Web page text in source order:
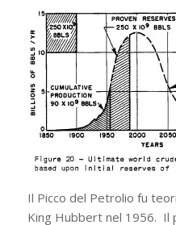
Il Picco del Petrolio fu
King Hubbert nel 1956. Il